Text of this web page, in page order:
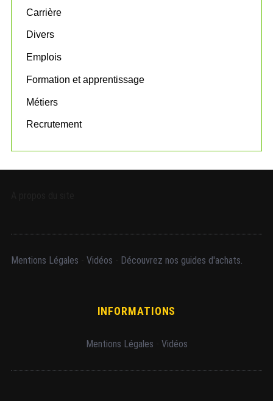
o
:
Carrière
Divers
Emplois
Formation et apprentissage
Métiers
Recrutement
Mentions Légales Vidéos Découvrez nos guides d'achats.
INFORMATIONS
Mentions Légales Vidéos